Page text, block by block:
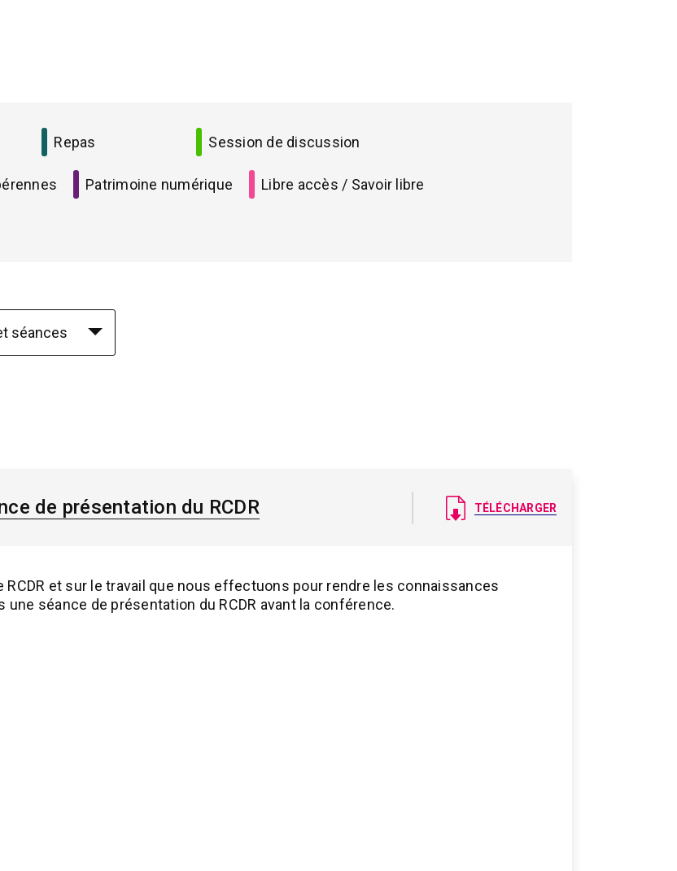
Repas Session de discussion
Patrimoine numérique Libre accès / Savoir libre
de présentation du RCDR Document
TÉLÉCHARGER
et sur le travail que nous effectuons pour rendre les connaissances
séance de présentation du RCDR avant la conférence.